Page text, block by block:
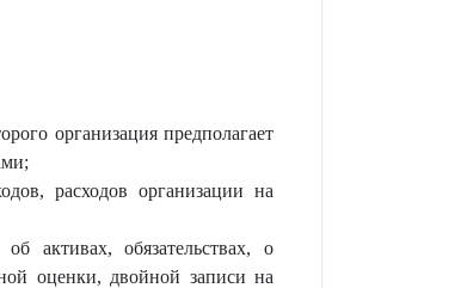
организация предполагает
расходов организации на
активах, обязательствах, о
оценки, двойной записи на